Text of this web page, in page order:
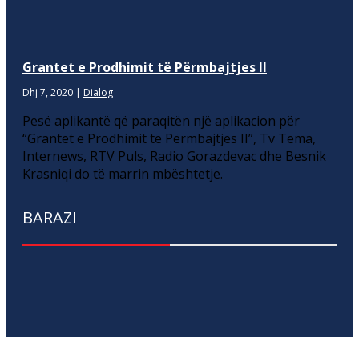
Grantet e Prodhimit të Përmbajtjes II
Dhj 7, 2020 | Dialog
Pesë aplikantë që paraqitën një aplikacion për
“Grantet e Prodhimit të Përmbajtjes II”, Tv Tema,
Internews, RTV Puls, Radio Gorazdevac dhe Besnik
Krasniqi do të marrin mbështetje.
BARAZI